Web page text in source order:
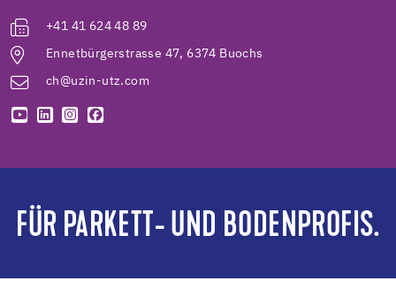
+41 41 624 48 89
Ennetbürgerstrasse 47, 6374 Buochs
ch@uzin-utz.com
FÜR PARKETT- UND BODENPROFIS.